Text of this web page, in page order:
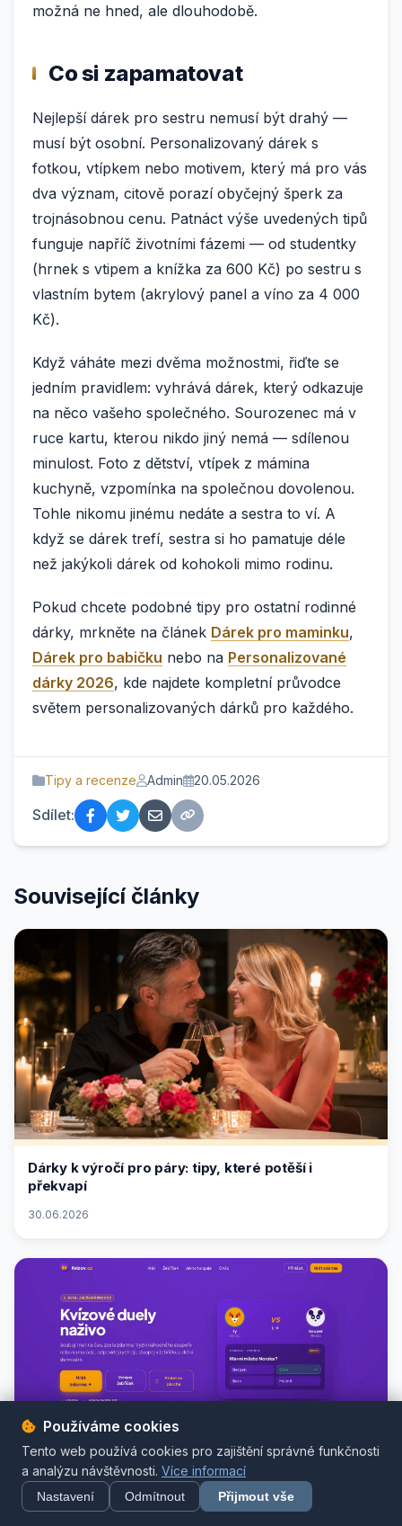
možná ne hned, ale dlouhodobě.
Co si zapamatovat
Nejlepší dárek pro sestru nemusí být drahý —
musí být osobní. Personalizovaný dárek s
fotkou, vtípkem nebo motivem, který má pro vás
dva význam, citově porazí obyčejný šperk za
trojnásobnou cenu. Patnáct výše uvedených tipů
funguje napříč životními fázemi — od studentky
(hrnek s vtipem a knížka za 600 Kč) po sestru s
vlastním bytem (akrylový panel a víno za 4 000
Kč).
Když váháte mezi dvěma možnostmi, řiďte se
jedním pravidlem: vyhrává dárek, který odkazuje
na něco vašeho společného. Sourozenec má v
ruce kartu, kterou nikdo jiný nemá — sdílenou
minulost. Foto z dětství, vtípek z mámina
kuchyně, vzpomínka na společnou dovolenou.
Tohle nikomu jinému nedáte a sestra to ví. A
když se dárek trefí, sestra si ho pamatuje déle
než jakýkoli dárek od kohokoli mimo rodinu.
Pokud chcete podobné tipy pro ostatní rodinné
dárky, mrkněte na článek Dárek pro maminku,
Dárek pro babičku nebo na Personalizované
dárky 2026, kde najdete kompletní průvodce
světem personalizovaných dárků pro každého.
Tipy a recenze Admin 20.05.2026
Sdílet:
Související články
Dárky k výročí pro páry: tipy, které potěší i
překvapí
30.06.2026
Kvízov.cz: vědomostní kvízové duely 1 na 1 online a
zdarma
Používáme cookies
Tento web používá cookies pro zajištění správné funkčnosti
a analýzu návštěvnosti. Více informací
Nastavení Odmítnout Přijmout vše